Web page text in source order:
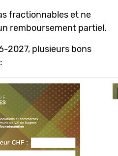
fractionnables et ne
remboursement partiel.
2027, plusieurs bons